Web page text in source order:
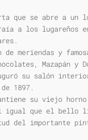
que se abre a un
a los lugareños
de meriendas y
Mazapán y
su salón
1897.
su viejo
igual que el bello
del importante